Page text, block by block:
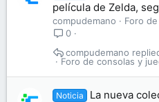
película de Zelda,
compudemano
Foro
0
Foro de consolas y
compudemano
Noticia
La nueva